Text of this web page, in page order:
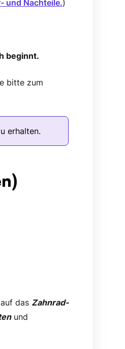
und Nachteile.)
beginnt.
bitte zum
erhalten.
das Zahnrad-
und